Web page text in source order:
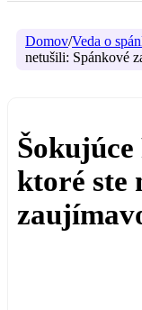
Domov/Veda o
netušili: Spánkové
ktoré ste